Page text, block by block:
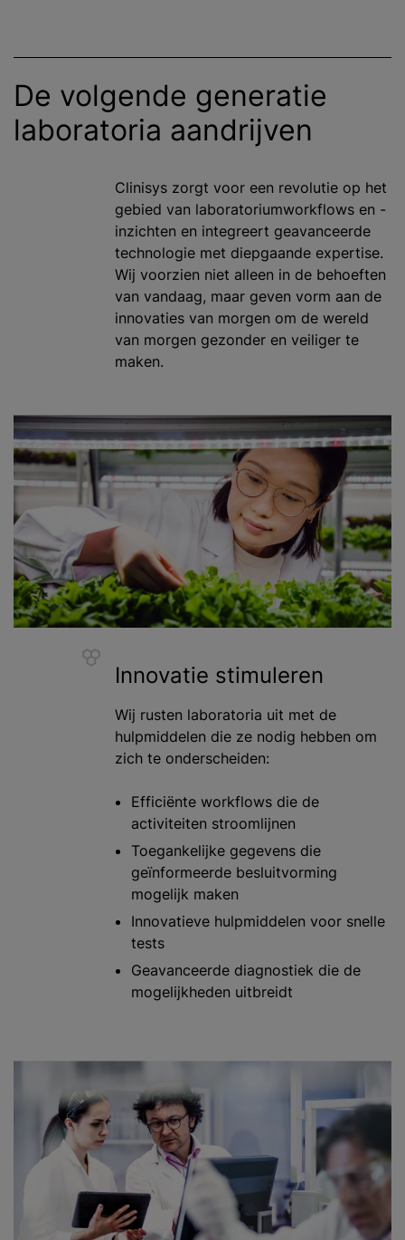
De volgende generatie
laboratoria aandrijven
Clinisys zorgt voor een revolutie op het
gebied van laboratoriumworkflows en -
inzichten en integreert geavanceerde
technologie met diepgaande expertise.
Wij voorzien niet alleen in de behoeften
van vandaag, maar geven vorm aan de
innovaties van morgen om de wereld
van morgen gezonder en veiliger te
maken.
Innovatie stimuleren
Wij rusten laboratoria uit met de
hulpmiddelen die ze nodig hebben om
zich te onderscheiden:
Efficiënte workflows die de
activiteiten stroomlijnen
Toegankelijke gegevens die
geïnformeerde besluitvorming
mogelijk maken
Innovatieve hulpmiddelen voor snelle
tests
Geavanceerde diagnostiek die de
mogelijkheden uitbreidt